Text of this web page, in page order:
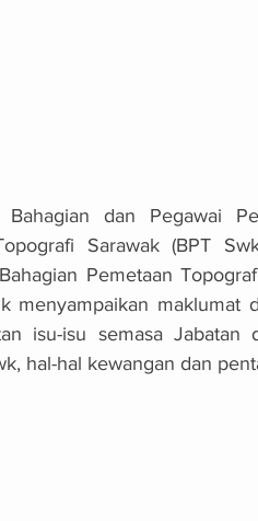
dan Pegawai
Sarawak (BPT
Pemetaan
menyampaikan maklumat
isu-isu semasa Jabatan
hal-hal kewangan dan